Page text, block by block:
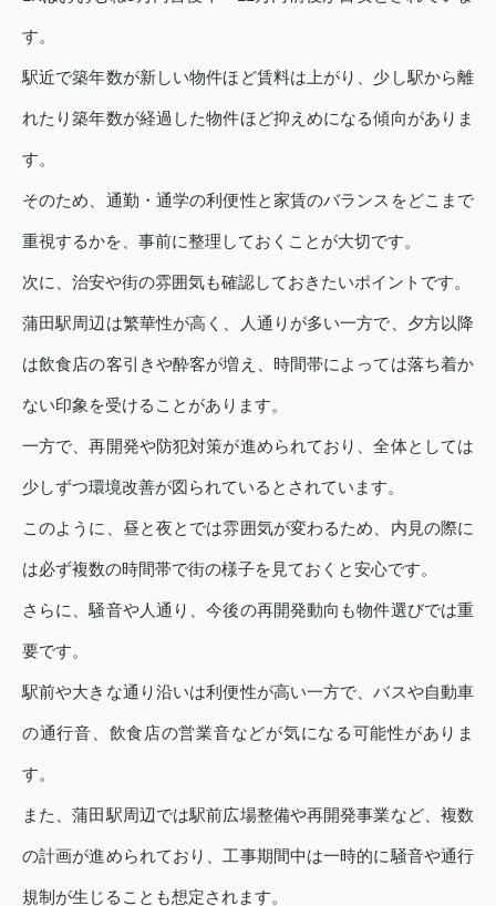
す。
駅近で築年数が新しい物件ほど賃料は上がり、少し駅から離
れたり築年数が経過した物件ほど抑えめになる傾向がありま
す。
そのため、通勤・通学の利便性と家賃のバランスをどこまで
重視するかを、事前に整理しておくことが大切です。
次に、治安や街の雰囲気も確認しておきたいポイントです。
蒲田駅周辺は繁華性が高く、人通りが多い一方で、夕方以降
は飲食店の客引きや酔客が増え、時間帯によっては落ち着か
ない印象を受けることがあります。
一方で、再開発や防犯対策が進められており、全体としては
少しずつ環境改善が図られているとされています。
このように、昼と夜とでは雰囲気が変わるため、内見の際に
は必ず複数の時間帯で街の様子を見ておくと安心です。
さらに、騒音や人通り、今後の再開発動向も物件選びでは重
要です。
駅前や大きな通り沿いは利便性が高い一方で、バスや自動車
の通行音、飲食店の営業音などが気になる可能性がありま
す。
また、蒲田駅周辺では駅前広場整備や再開発事業など、複数
の計画が進められており、工事期間中は一時的に騒音や通行
規制が生じることも想定されます。